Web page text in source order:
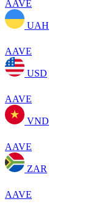
AAVE
UAH
AAVE
USD
AAVE
VND
AAVE
ZAR
AAVE